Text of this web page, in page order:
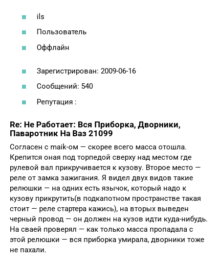
ils
Пользователь
Оффлайн
Зарегистрирован: 2009-06-16
Сообщений: 540
Репутация :
Re: Не Работает: Вся Приборка, Дворники,
Паваротник На Ваз 21099
Согласен с maik-ом — скорее всего масса отошла.
Крепится оная под торпедой сверху над местом где
рулевой вал прикручивается к кузову. Второе место —
реле от замка зажигания. Я видел двух видов такие
релюшки — на одних есть язычок, который надо к
кузову прикрутить(в подкапотном пространстве такая
стоит — реле стартера кажись), на вторых выведен
черный провод — он должен на кузов идти куда-нибудь.
На сваей проверял — как только масса пропадала с
этой релюшки — вся приборка умирала, дворники тоже
не пахали.